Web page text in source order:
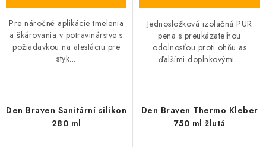
Pre náročné aplikácie tmelenia
a škárovania v potravinárstve s
požiadavkou na atestáciu pre
styk...
Jednosložková izolačná PUR
pena s preukázateľnou
odolnosťou proti ohňu as
ďalšími doplnkovými...
Den Braven Sanitární silikon
280 ml
Den Braven Thermo Kleber
750 ml žlutá